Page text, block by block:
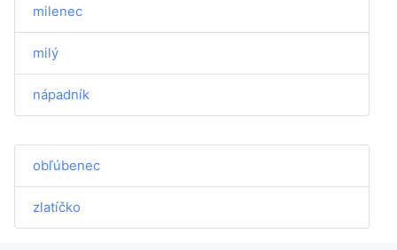
milenec
milý
nápadník
obľúbenec
zlatíčko